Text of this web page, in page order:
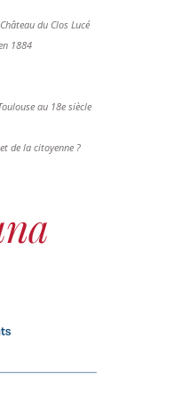
du Clos Lucé
1884
au 18e siècle
de la citoyenne ?